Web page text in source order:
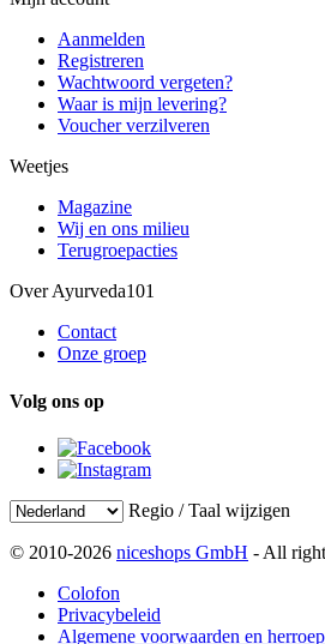
Aanmelden
Registreren
Wachtwoord vergeten?
Waar is mijn levering?
Voucher verzilveren
Weetjes
Magazine
Wij en ons milieu
Terugroepacties
Over Ayurveda101
Contact
Onze groep
Volg ons op
Regio / Taal wijzigen
© 2010-2026 niceshops GmbH - All
Colofon
Privacybeleid
Algemene voorwaarden en